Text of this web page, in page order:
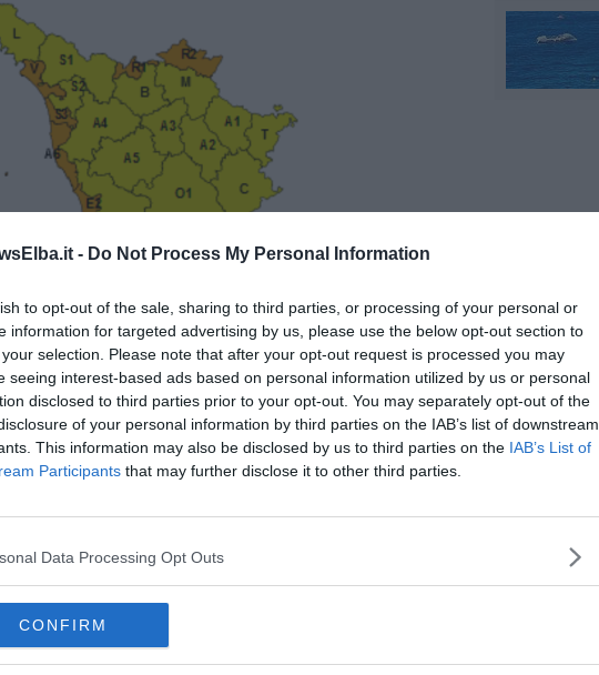
- Do Not Process My Personal Information
to opt-out of the sale, sharing to third parties, or processing of your personal or
information for targeted advertising by us, please use the below opt-out section to
selection. Please note that after your opt-out request is processed you may
seeing interest-based ads based on personal information utilized by us or personal
disclosed to third parties prior to your opt-out. You may separately opt-out of the
of your personal information by third parties on the IAB’s list of downstream
This information may also be disclosed by us to third parties on the IAB’s List of
Participants that may further disclose it to other third parties.
Data Processing Opt Outs
CONFIRM
dell'allerta della Regione Toscana
d'Elba iscriviti allaNewsletter QUInews ELBA.
nella tua casella di posta.
Toscana iscriviti allaNewsletter QUInews - ToscanaMedia.